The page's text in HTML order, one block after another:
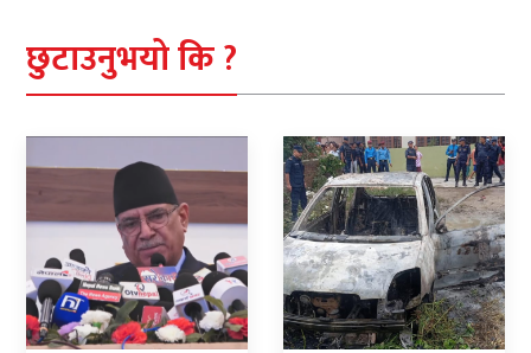
छुटाउनुभयो कि ?